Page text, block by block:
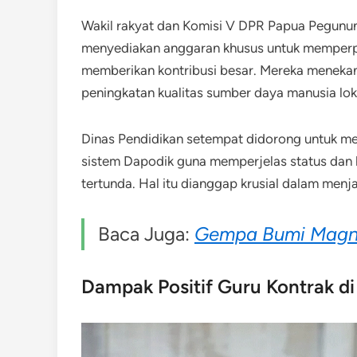
Wakil rakyat dan Komisi V DPR Papua
menyediakan anggaran khusus untuk
memberikan kontribusi besar. Mereka
peningkatan kualitas sumber daya manusia
Dinas Pendidikan setempat didorong untuk
sistem Dapodik guna memperjelas status
tertunda. Hal itu dianggap krusial dalam
Baca Juga: Gempa Bumi
Dampak Positif Guru Kontrak